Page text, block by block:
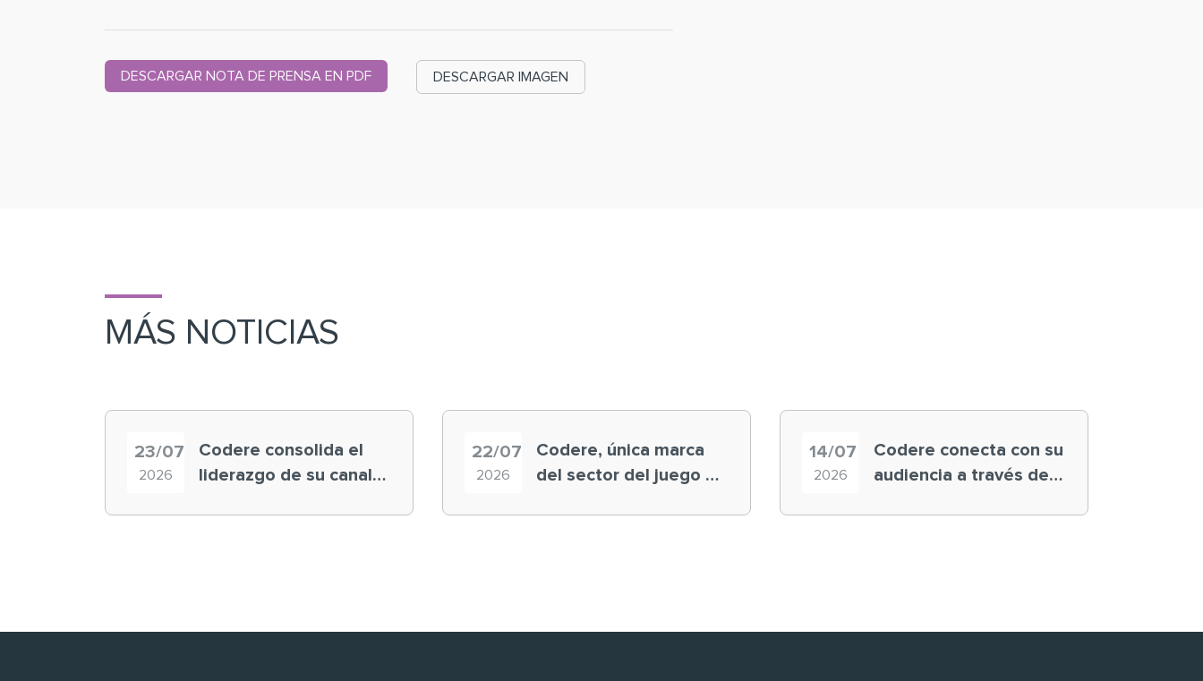
DESCARGAR NOTA DE PRENSA EN PDF DESCARGAR IMAGEN
MÁS NOTICIAS
23/07
2026
Codere consolida el
liderazgo de su canal
22/07
2026
Codere, única marca
del sector del juego en
14/07
2026
Codere conecta con su
audiencia a través de